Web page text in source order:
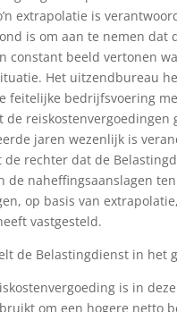
extrapolatie is
is om aan te nemen dat
constant beeld vertonen
Het uitzendbureau
feitelijke bedrijfsvoering
de reiskostenvergoedingen
jaren wezenlijk is
de rechter dat de
de naheffingsaanslagen
op basis van
vastgesteld.
de Belastingdienst in het
is in
om een hogere netto